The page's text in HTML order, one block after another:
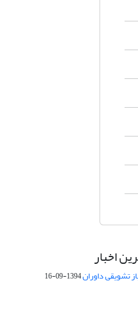
اخبار
تشویقی داوران1394-09-16